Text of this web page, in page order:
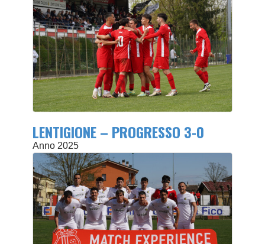
LENTIGIONE – PROGRESSO 3-0
Anno 2025